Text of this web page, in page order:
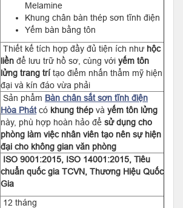
Melamine
Khung chân bàn thép sơn tĩnh điện
Yếm bàn bằng tôn
Thiết kế tích hợp đầy đủ tiện ích như hộc
liền để lưu trữ hồ sơ, cùng với yếm tôn
lửng trang trí tạo điểm nhấn thẩm mỹ hiện
đại và kín đáo vừa phải
Sản phẩm Bàn chân sắt sơn tĩnh điện
Hòa Phátcó khung thép và yếm tôn lửng
này, phù hợp hoàn hảo để sử dụng cho
phòng làm việc nhân viên tạo nên sự hiện
đại cho không gian văn phòng
ISO 9001:2015, ISO 14001:2015, Tiêu
chuẩn quốc gia TCVN, Thương Hiệu Quốc
Gia
12 tháng